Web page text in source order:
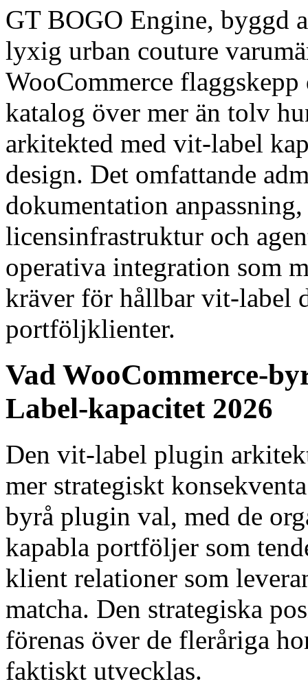
GT BOGO Engine, byggd
lyxig urban couture
WooCommerce
katalog över mer än tolv
arkitekted med vit-label
design. Det omfattande
dokumentation
licensinfrastruktur och
operativa integration som
kräver för hållbar vit-label
portföljklienter.
Vad WooCommerce-
Label-kapacitet 2026
Den vit-label plugin
mer strategiskt
byrå plugin val, med de
kapabla portföljer som
klient relationer som
matcha. Den strategiska
förenas över de fleråriga
faktiskt utvecklas.